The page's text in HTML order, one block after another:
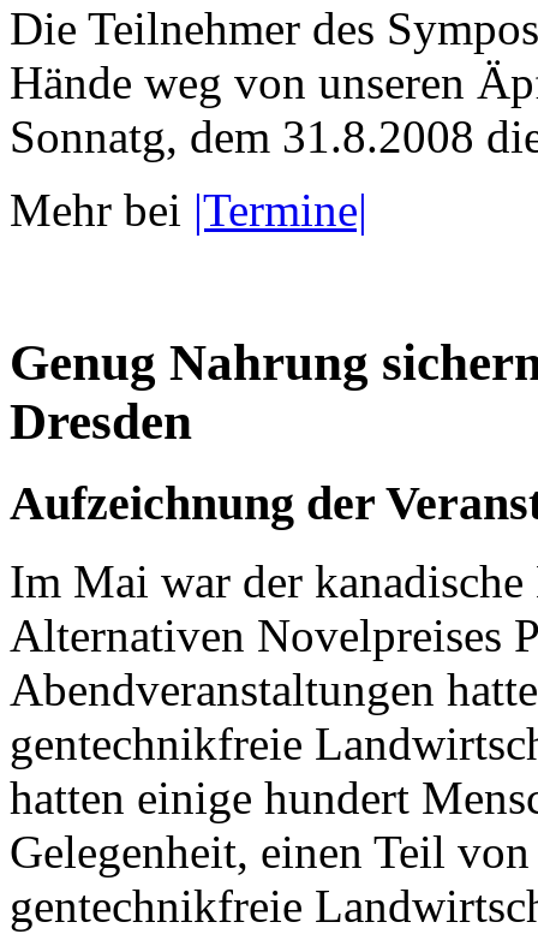
Die Teilnehmer des
Hände weg von unseren
Sonnatg, dem 31.8.2008
Mehr bei |Termine|
Genug Nahrung
Dresden
Aufzeichnung der
Im Mai war der
Alternativen Novelpreises
Abendveranstaltungen
gentechnikfreie
hatten einige hundert
Gelegenheit, einen Teil
gentechnikfreie